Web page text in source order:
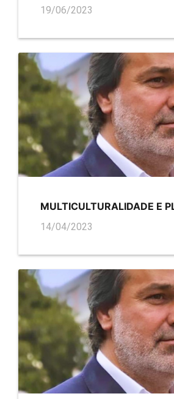
19/06/2023
MULTICULTURALIDADE E
14/04/2023